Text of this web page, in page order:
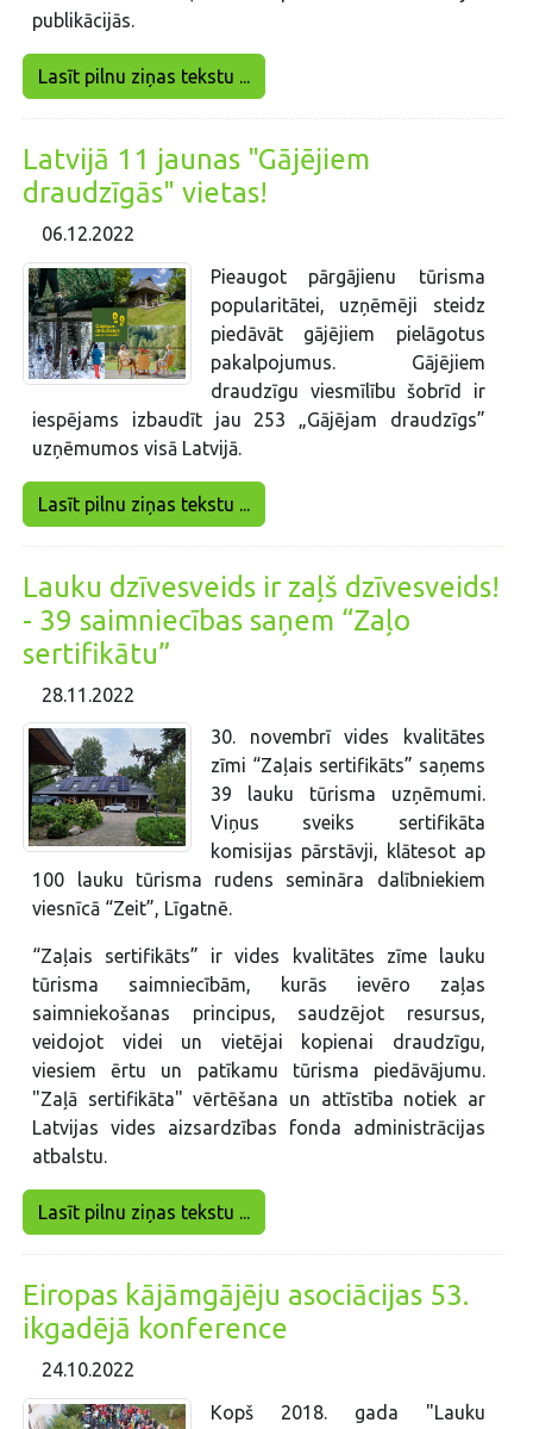
publikācijās.
Lasīt pilnu ziņas tekstu ...
Latvijā 11 jaunas "Gājējiem
draudzīgās" vietas!
06.12.2022
Pieaugot pārgājienu tūrisma
popularitātei, uzņēmēji steidz
piedāvāt gājējiem pielāgotus
pakalpojumus. Gājējiem
draudzīgu viesmīlību šobrīd ir
iespējams izbaudīt jau 253 „Gājējam draudzīgs”
uzņēmumos visā Latvijā.
Lasīt pilnu ziņas tekstu ...
Lauku dzīvesveids ir zaļš dzīvesveids!
- 39 saimniecības saņem “Zaļo
sertifikātu”
28.11.2022
30. novembrī vides kvalitātes
zīmi “Zaļais sertifikāts” saņems
39 lauku tūrisma uzņēmumi.
Viņus sveiks sertifikāta
komisijas pārstāvji, klātesot ap
100 lauku tūrisma rudens semināra dalībniekiem
viesnīcā “Zeit”, Līgatnē.
“Zaļais sertifikāts” ir vides kvalitātes zīme lauku
tūrisma saimniecībām, kurās ievēro zaļas
saimniekošanas principus, saudzējot resursus,
veidojot videi un vietējai kopienai draudzīgu,
viesiem ērtu un patīkamu tūrisma piedāvājumu.
"Zaļā sertifikāta" vērtēšana un attīstība notiek ar
Latvijas vides aizsardzības fonda administrācijas
atbalstu.
Lasīt pilnu ziņas tekstu ...
Eiropas kājāmgājēju asociācijas 53.
ikgadējā konference
24.10.2022
Kopš 2018. gada "Lauku